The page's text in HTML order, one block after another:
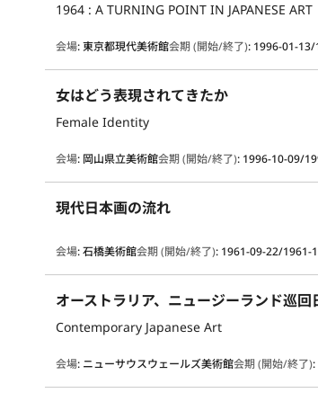
1964 : A TURNING POINT IN JAPANESE ART
会場:東京都現代美術館会期 (開始/終了): 1996-01-
女はどう表現されてきたか
Female Identity
会場: 岡山県立美術館会期 (開始/終了): 1996-10-09/
現代日本画の流れ
会場:石橋美術館会期 (開始/終了): 1961-09-22/1961-
オーストラリア、ニュージーランド巡回
Contemporary Japanese Art
会場: ニューサウスウェールズ美術館会期 (開始/終了):